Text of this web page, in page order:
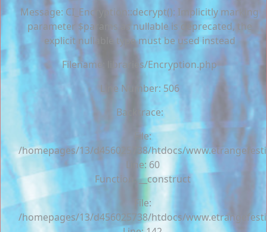
Message: CI_Encryption::decrypt(): Implicitly marking
parameter $params as nullable is deprecated, the
explicit nullable type must be used instead
Filename: libraries/Encryption.php
Line Number: 506
Backtrace:
File:
/homepages/13/d456025738/htdocs/
Line: 60
Function: __construct
File:
/homepages/13/d456025738/htdocs/